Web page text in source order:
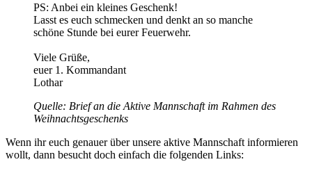
PS: Anbei ein kleines Geschenk!
Lasst es euch schmecken und denkt an so manche
schöne Stunde bei eurer Feuerwehr.
Viele Grüße,
euer 1. Kommandant
Lothar
Quelle: Brief an die Aktive Mannschaft im Rahmen des
Weihnachtsgeschenks
Wenn ihr euch genauer über unsere aktive Mannschaft informieren
wollt, dann besucht doch einfach die folgenden Links: